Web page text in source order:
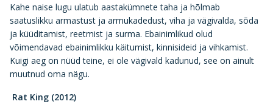
Kahe naise lugu ulatub aastakümnete taha ja hõlmab
saatuslikku armastust ja armukadedust, viha ja vägivalda, sõda
ja küüditamist, reetmist ja surma. Ebainimlikud olud
võimendavad ebainimlikku käitumist, kinnisideid ja vihkamist.
Kuigi aeg on nüüd teine, ei ole vägivald kadunud, see on ainult
muutnud oma nägu.
Rat King (2012)